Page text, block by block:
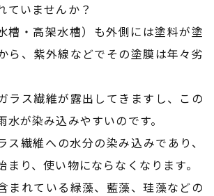
ていませんか？
槽・高架水槽）も外側には塗料が塗
ら、紫外線などでその塗膜は年々劣
ラス繊維が露出してきますし、この
水が染み込みやすいのです。
ス繊維への水分の染み込みであり、
まり、使い物にならなくなります。
まれている緑藻、藍藻、珪藻などの